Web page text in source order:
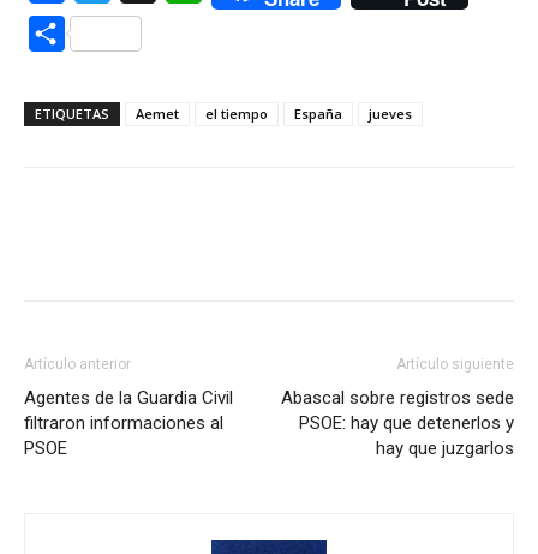
Compartir
ETIQUETAS Aemet el tiempo España jueves
Artículo anterior
Agentes de la Guardia Civil
filtraron informaciones al
PSOE
Artículo siguiente
Abascal sobre registros sede
PSOE: hay que detenerlos y
hay que juzgarlos